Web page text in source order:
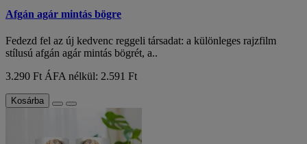
Afgán agár mintás bögre
Fedezd fel az új kedvenc reggeli társadat: a különleges rajzfilm
stílusú afgán agár mintás bögrét, a..
3.290 Ft ÁFA nélkül: 2.591 Ft
Kosárba